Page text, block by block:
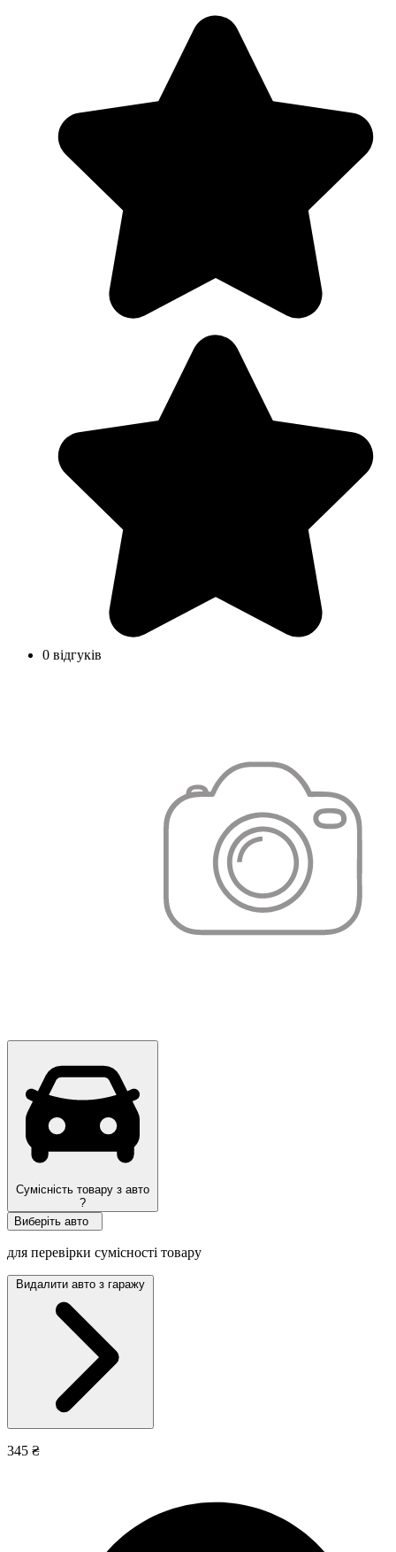
0 відгуків
Сумісність товару з авто
?
Виберіть авто
для перевірки сумісності товару
Видалити авто з гаражу
345 ₴